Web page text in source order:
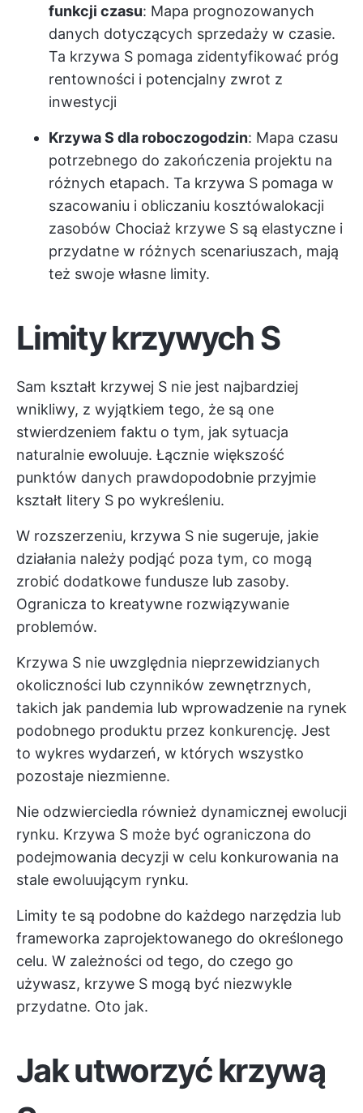
funkcji czasu: Mapa prognozowanych
danych dotyczących sprzedaży w czasie.
Ta krzywa S pomaga zidentyfikować próg
rentowności i potencjalny zwrot z
inwestycji
Krzywa S dla roboczogodzin: Mapa czasu
potrzebnego do zakończenia projektu na
różnych etapach. Ta krzywa S pomaga w
szacowaniu i obliczaniu kosztówalokacji
zasobów Chociaż krzywe S są elastyczne i
przydatne w różnych scenariuszach, mają
też swoje własne limity.
Limity krzywych S
Sam kształt krzywej S nie jest najbardziej
wnikliwy, z wyjątkiem tego, że są one
stwierdzeniem faktu o tym, jak sytuacja
naturalnie ewoluuje. Łącznie większość
punktów danych prawdopodobnie przyjmie
kształt litery S po wykreśleniu.
W rozszerzeniu, krzywa S nie sugeruje, jakie
działania należy podjąć poza tym, co mogą
zrobić dodatkowe fundusze lub zasoby.
Ogranicza to kreatywne rozwiązywanie
problemów.
Krzywa S nie uwzględnia nieprzewidzianych
okoliczności lub czynników zewnętrznych,
takich jak pandemia lub wprowadzenie na rynek
podobnego produktu przez konkurencję. Jest
to wykres wydarzeń, w których wszystko
pozostaje niezmienne.
Nie odzwierciedla również dynamicznej ewolucji
rynku. Krzywa S może być ograniczona do
podejmowania decyzji w celu konkurowania na
stale ewoluującym rynku.
Limity te są podobne do każdego narzędzia lub
frameworka zaprojektowanego do określonego
celu. W zależności od tego, do czego go
używasz, krzywe S mogą być niezwykle
przydatne. Oto jak.
Jak utworzyć krzywą